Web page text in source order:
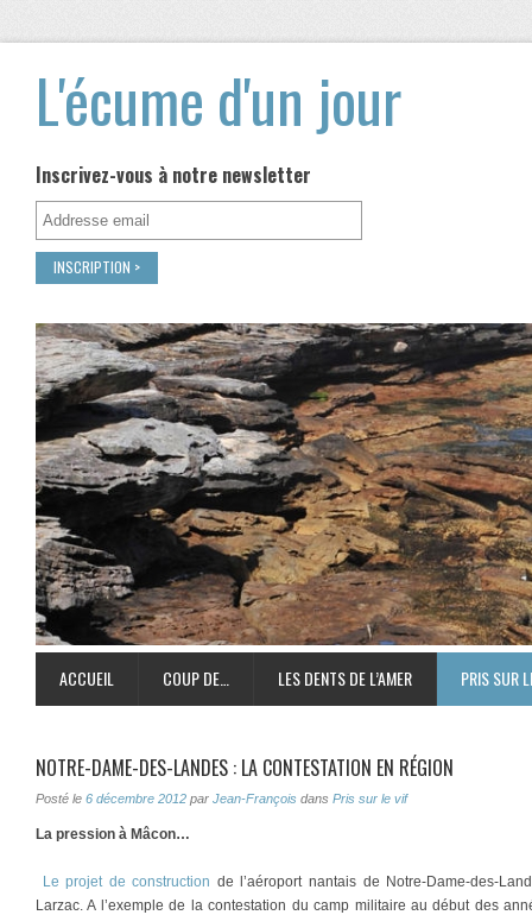
L'écume d'un jour
Inscrivez-vous à notre newsletter
ACCUEIL COUP DE… LES DENTS DE L’AMER PRIS SUR
NOTRE-DAME-DES-LANDES : LA CONTESTATION EN RÉGION
Posté le 6 décembre 2012 par Jean-François dans Pris sur le vif
La pression à Mâcon…
Le projet de construction de l’aéroport nantais de Notre-Dame-des-
Larzac. A l’exemple de la contestation du camp militaire au début des